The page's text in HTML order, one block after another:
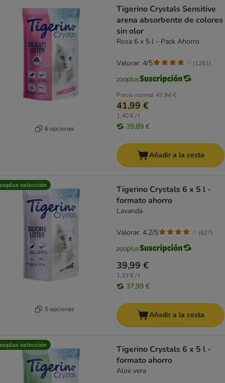
6 opciones
Tigerino Crystals Sensitive
arena absorbente de colores
sin olor
Rosa 6 x 5 l - Pack Ahorro
Precio normal47,94 €
41,99 €
1,40 € / l
39,89 €
Valorar: 4/5 (1261)
Añadir a la cesta
selección
5 opciones
Tigerino Crystals 6 x 5 l -
formato ahorro
Lavanda
39,99 €
1,33 € / l
37,99 €
Valorar: 4.2/5 (627)
Añadir a la cesta
selección
Tigerino Crystals 6 x 5 l -
formato ahorro
Aloe vera